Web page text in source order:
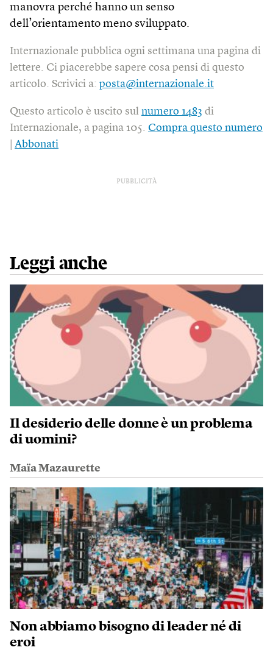
manovra perché hanno un senso
dell’orientamento meno sviluppato.
Internazionale pubblica ogni settimana una pagina di
lettere. Ci piacerebbe sapere cosa pensi di questo
articolo. Scrivici a: posta@internazionale.it
Questo articolo è uscito sul numero 1483 di
Internazionale, a pagina 105. Compra questo numero
Abbonati
PUBBLICITÀ
Leggi anche
Il desiderio delle donne è un problema
di uomini?
Maïa Mazaurette
Non abbiamo bisogno di leader né di
eroi